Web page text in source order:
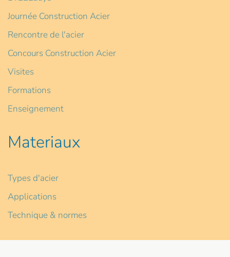
Journée Construction Acier
Rencontre de l'acier
Concours Construction Acier
Visites
Formations
Enseignement
Materiaux
Types d'acier
Applications
Technique & normes